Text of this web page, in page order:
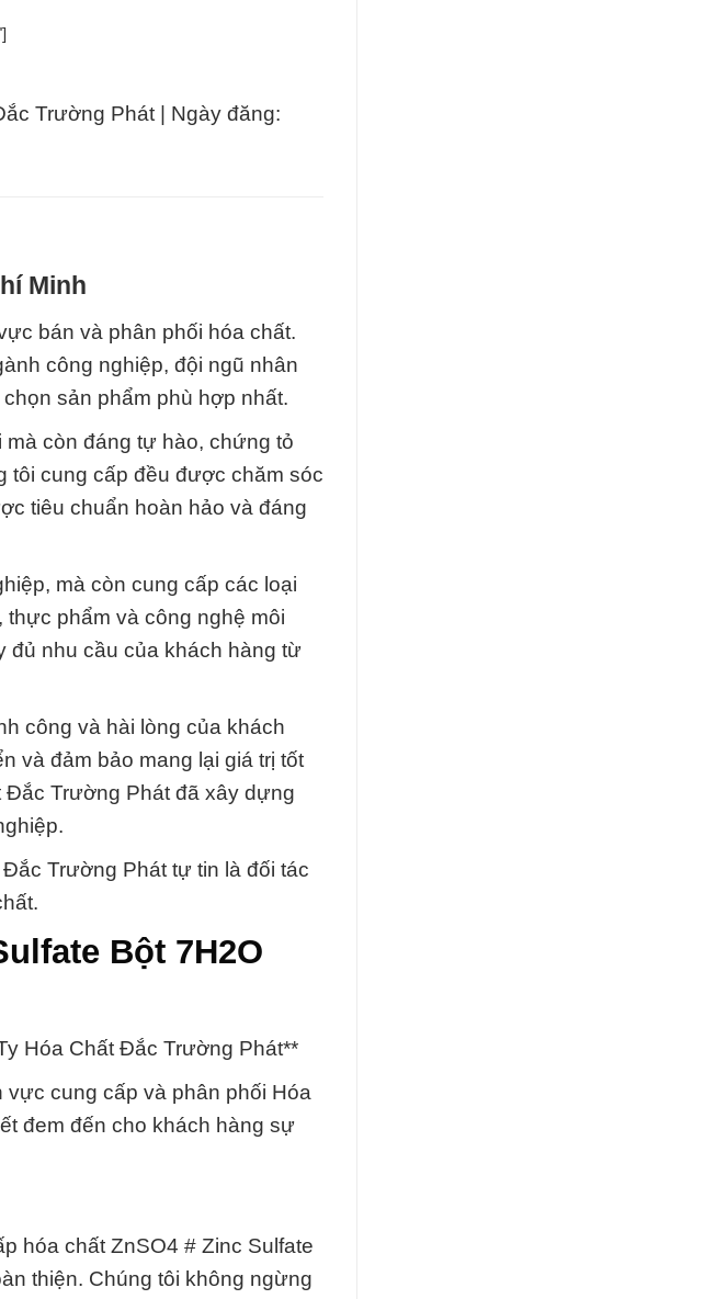
Trường Phát | Ngày đăng:
Minh
bán và phân phối hóa chất.
công nghiệp, đội ngũ nhân
sản phẩm phù hợp nhất.
còn đáng tự hào, chứng tỏ
tôi cung cấp đều được chăm sóc
tiêu chuẩn hoàn hảo và đáng
mà còn cung cấp các loại
phẩm và công nghệ môi
đủ nhu cầu của khách hàng từ
công và hài lòng của khách
và đảm bảo mang lại giá trị tốt
Đắc Trường Phát đã xây dựng
Trường Phát tự tin là đối tác
Bột 7H2O
Hóa Chất Đắc Trường Phát**
cung cấp và phân phối Hóa
đem đến cho khách hàng sự
hóa chất ZnSO4 # Zinc Sulfate
thiện. Chúng tôi không ngừng